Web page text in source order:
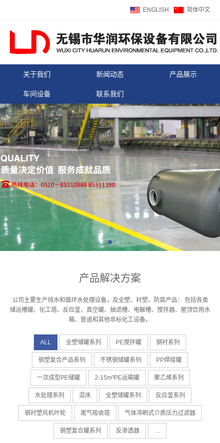
ENGLISH 简体中文
关于我们 新闻动态 产品展示
车间设备 联系我们
产品解决方案
公司主要生产纯水和循环水处理设备，及全塑、衬塑、防腐产品：
包括各类
储运槽罐、化工塔、反应釜、真空罐、抽滤槽、电解槽、搅拌器、屋顶饮用水
箱、管道和其他非标化工设备。
ALL 全塑储罐系列 PE搅拌罐 钢衬系列
钢塑复合产品系列 不锈钢储罐系列 PP焊接罐
一次成型PE储罐 2-15m³PE运输罐 聚乙烯系列
水处理系列 混床 全塑储罐系列 反应釜系列
钢衬塑风机叶轮 尾气吸收塔 气体冲刷式介质压力过滤器
钢塑复合罐系列 反渗透器 …